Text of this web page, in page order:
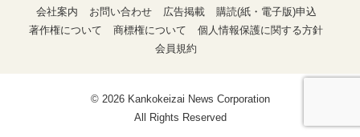
会社案内
お問い合わせ 広告掲載
購読(紙・電子版)申込
著作権について
商標権について
個人情報保護に関する方針
会員規約
© 2026 Kankokeizai News Corporation
All Rights Reserved